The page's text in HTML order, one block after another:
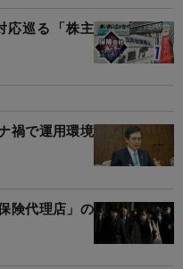
応巡る「株主
禍で運用環境
険代理店」の